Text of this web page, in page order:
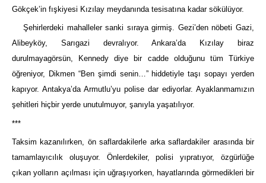
Gökçek’in fışkiyesi Kızılay meydanında tesisatına kadar sökülüyor.
Şehirlerdeki mahalleler sanki sıraya girmiş. Gezi’den nöbeti Gazi,
Alibeyköy, Sarıgazi devralıyor. Ankara’da Kızılay biraz
durulmayagörsün, Kennedy diye bir cadde olduğunu tüm Türkiye
öğreniyor, Dikmen “Ben şimdi senin…” hiddetiyle taşı sopayı yerden
kapıyor. Antakya’da Armutlu’yu polise dar ediyorlar. Ayaklanmamızın
şehitleri hiçbir yerde unutulmuyor, şanıyla yaşatılıyor.
***
Taksim kazanılırken, ön saflardakilerle arka saflardakiler arasında bir
tamamlayıcılık oluşuyor. Önlerdekiler, polisi yıpratıyor, özgürlüğe
çıkan yolların açılması için uğraşıyorken, hayatlarında görmedikleri bir